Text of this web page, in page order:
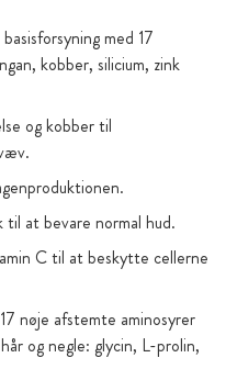
med 17
kobber, silicium, zink
og kobber til
at bevare normal hud.
C til at beskytte cellerne
nøje afstemte aminosyrer
og negle: glycin, L-prolin,